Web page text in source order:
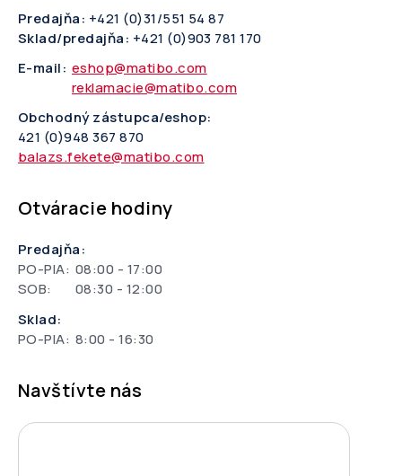
Predajňa: +421 (0)31/551 54 87
Sklad/predajňa: +421 (0)903 781 170
E-mail: eshop@matibo.com
reklamacie@matibo.com
Obchodný zástupca/eshop:
421 (0)948 367 870
balazs.fekete@matibo.com
Otváracie hodiny
Predajňa:
PO-PIA: 08:00 - 17:00
SOB:
08:30 - 12:00
Sklad:
PO-PIA: 8:00 - 16:30
Navštívte nás